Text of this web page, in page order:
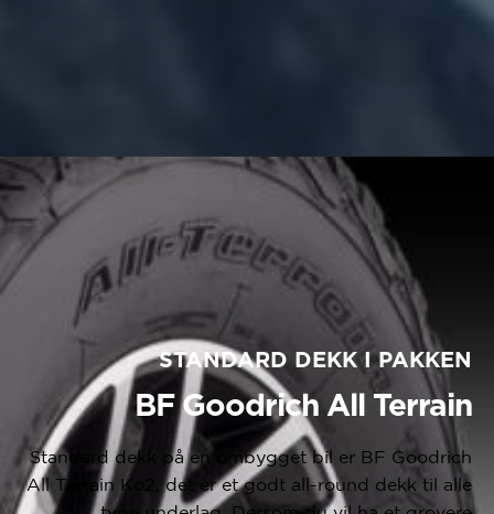
STANDARD DEKK I PAKKEN
BF Goodrich All Terrain
Standard dekk på en ombygget bil er BF Goodrich
All Terrain Ko2, det er et godt all-round dekk til alle